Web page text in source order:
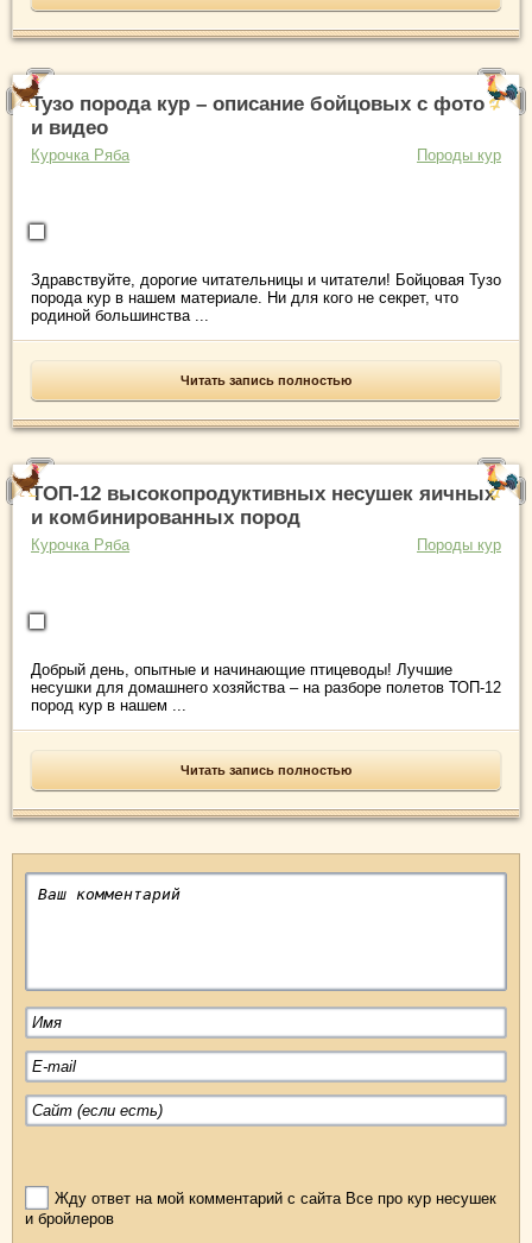
Тузо порода кур – описание бойцовых с фото
и видео
Курочка Ряба Породы кур
Здравствуйте, дорогие читательницы и читатели! Бойцовая Тузо
порода кур в нашем материале. Ни для кого не секрет, что
родиной большинства ...
Читать запись полностью
ТОП-12 высокопродуктивных несушек яичных
и комбинированных пород
Курочка Ряба Породы кур
Добрый день, опытные и начинающие птицеводы! Лучшие
несушки для домашнего хозяйства – на разборе полетов ТОП-12
пород кур в нашем ...
Читать запись полностью
Жду ответ на мой комментарий с сайта Все про кур несушек
и бройлеров